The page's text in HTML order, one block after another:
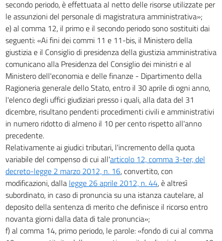
secondo periodo, è effettuata al netto delle risorse utilizzate per
le assunzioni del personale di magistratura amministrativa»;
e) al comma 12, il primo e il secondo periodo sono sostituiti dai
seguenti: «Ai fini dei commi 11 e 11-bis, il Ministero della
giustizia e il Consiglio di presidenza della giustizia amministrativa
comunicano alla Presidenza del Consiglio dei ministri e al
Ministero dell'economia e delle finanze - Dipartimento della
Ragioneria generale dello Stato, entro il 30 aprile di ogni anno,
l'elenco degli uffici giudiziari presso i quali, alla data del 31
dicembre, risultano pendenti procedimenti civili e amministrativi
in numero ridotto di almeno il 10 per cento rispetto all'anno
precedente.
Relativamente ai giudici tributari, l'incremento della quota
variabile del compenso di cui all'articolo 12, comma 3-ter, del
decreto-legge 2 marzo 2012, n. 16, convertito, con
modificazioni, dalla legge 26 aprile 2012, n. 44, è altresì
subordinato, in caso di pronuncia su una istanza cautelare, al
deposito della sentenza di merito che definisce il ricorso entro
novanta giorni dalla data di tale pronuncia»;
f) al comma 14, primo periodo, le parole: «fondo di cui al comma